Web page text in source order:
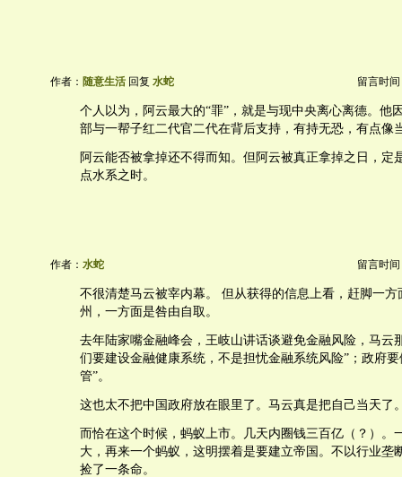
作者： 随意生活 回复 水蛇 留言时间
个人以为，阿云最大的“罪”，就是与现中央离心离德。他
部与一帮子红二代官二代在背后支持，有持无恐，有点像
阿云能否被拿掉还不得而知。但阿云被真正拿掉之日，定
点水系之时。
作者： 水蛇 留言时间
不很清楚马云被宰内幕。 但从获得的信息上看，赶脚一方
州，一方面是咎由自取。
去年陆家嘴金融峰会，王岐山讲话谈避免金融风险，马云
们要建设金融健康系统，不是担忧金融系统风险”；政府
管”。
这也太不把中国政府放在眼里了。马云真是把自己当天了
而恰在这个时候，蚂蚁上市。几天内圈钱三百亿（？）。
大，再来一个蚂蚁，这明摆着是要建立帝国。不以行业垄
捡了一条命。